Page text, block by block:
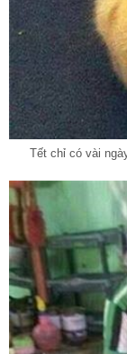
Tết chỉ có vài